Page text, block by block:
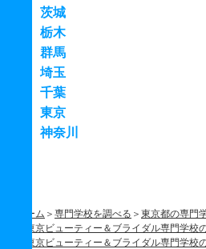
茨城
栃木
群馬
埼玉
千葉
東京
神奈川
ホーム 専門学校を調べる
東京都の専門
東京ビューティー＆ブライダル専門学校
東京ビューティー＆ブライダル専門学校